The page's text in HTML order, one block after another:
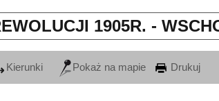
1905R. -
Kierunki Pokaż na mapie Drukuj